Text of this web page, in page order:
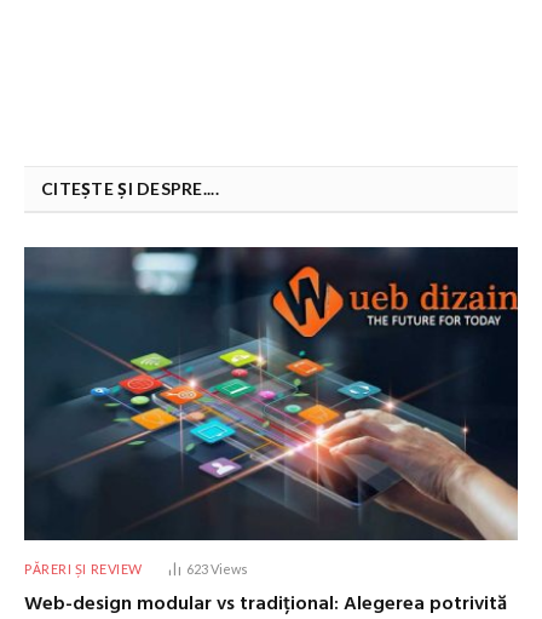
CITEȘTE ȘI DESPRE....
PĂRERI ȘI REVIEW 623Views
Web-design modular vs tradițional: Alegerea potrivită